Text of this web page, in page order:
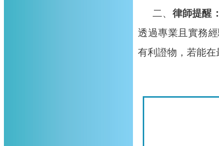
二、 律師提醒
透過專業且實務
有利證物，若能